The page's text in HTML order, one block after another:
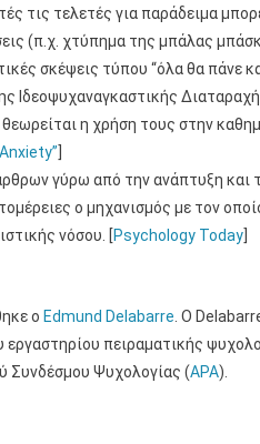
τις τελετές για παράδειμα
(π.χ. χτύπημα της μπάλας
σκέψεις τύπου “όλα θα πάνε
Ιδεοψυχαναγκαστικής
η χρήση τους στην
γύρω από την ανάπτυξη και
ο μηχανισμός με τον
νόσου. [Psychology Today
ο Edmund Delabarre . Ο
πειραματικής
Συνδέσμου Ψυχολογίας (APA).